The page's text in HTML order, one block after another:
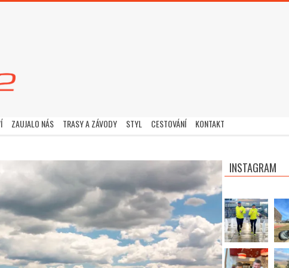
ZAUJALO NÁS TRASY A ZÁVODY STYL CESTOVÁNÍ KONTAKT
INSTAGRAM